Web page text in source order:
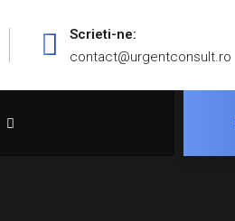
Scrieti-ne:
contact@urgentconsult.ro